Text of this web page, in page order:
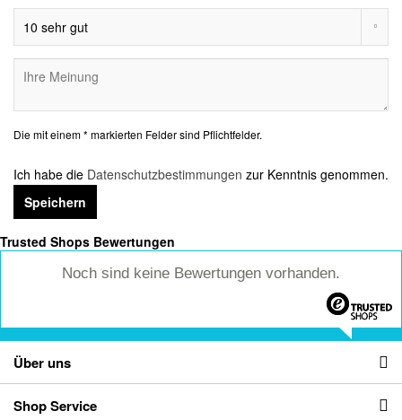
Die mit einem * markierten Felder sind Pflichtfelder.
Ich habe die Datenschutzbestimmungen zur Kenntnis genommen.
Speichern
Trusted Shops Bewertungen
Noch sind keine Bewertungen vorhanden.
Über uns
Shop Service